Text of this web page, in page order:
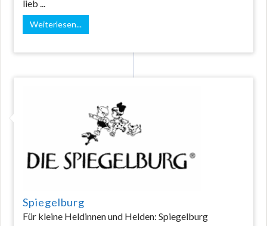
lieb ...
Weiterlesen...
Spiegelburg
Für kleine Heldinnen und Helden: Spiegelburg